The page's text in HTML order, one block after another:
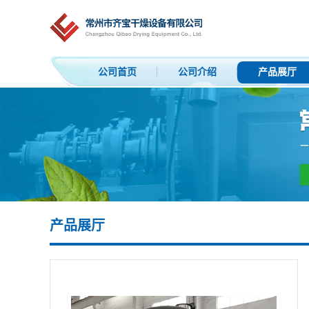
公司首页 公司介绍 产品展厅
产品展厅